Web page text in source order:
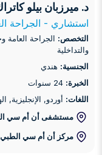
د. ميرزبان بيلو
استشاري - الجراحة
التخصص: الجراحة العامة
والتداخلية
الجنسية: هندي
الخبرة:
اللغات: أوردو, الإنجليزية,
مستشفى أن أم سي
مركز أن أم سي الطبي،